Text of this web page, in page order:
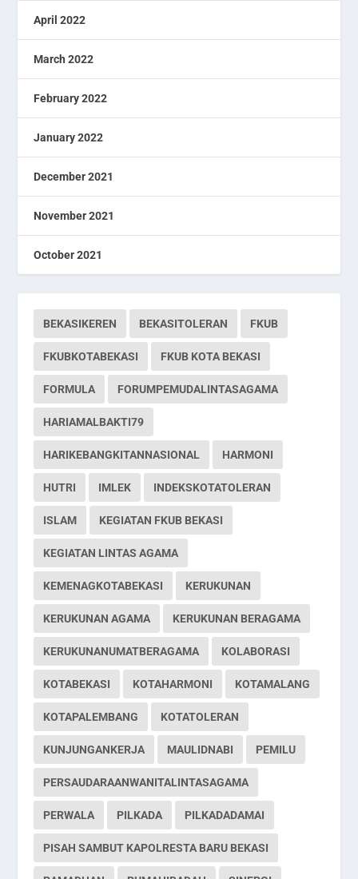
April 2022
March 2022
February 2022
January 2022
December 2021
November 2021
October 2021
BEKASIKEREN BEKASITOLERAN FKUB
FKUBKOTABEKASI FKUB KOTA BEKASI
FORMULA FORUMPEMUDALINTASAGAMA
HARIAMALBAKTI79
HARIKEBANGKITANNASIONAL HARMONI
HUTRI IMLEK INDEKSKOTATOLERAN
ISLAM KEGIATAN FKUB BEKASI
KEGIATAN LINTAS AGAMA
KEMENAGKOTABEKASI KERUKUNAN
KERUKUNAN AGAMA KERUKUNAN BERAGAMA
KERUKUNANUMATBERAGAMA KOLABORASI
KOTABEKASI KOTAHARMONI KOTAMALANG
KOTAPALEMBANG KOTATOLERAN
KUNJUNGANKERJA MAULIDNABI PEMILU
PERSAUDARAANWANITALINTASAGAMA
PERWALA PILKADA PILKADADAMAI
PISAH SAMBUT KAPOLRESTA BARU BEKASI